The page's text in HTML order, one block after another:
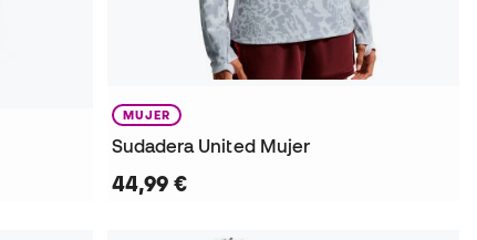
MUJER
Sudadera United Mujer
44,99 €